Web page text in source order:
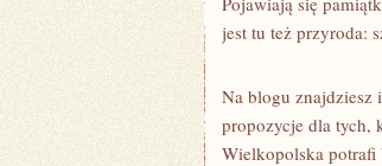
jest tu też przyroda:
Na blogu znajdziesz
propozycje dla tych,
Wielkopolska potrafi